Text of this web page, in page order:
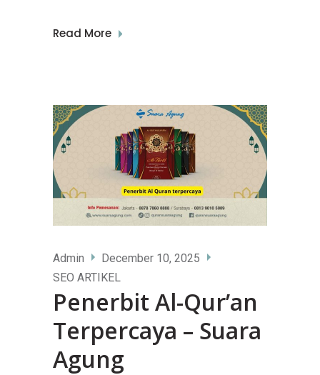
Read More
Admin
December 10, 2025
SEO ARTIKEL
Penerbit Al-Qur’an
Terpercaya – Suara
Agung